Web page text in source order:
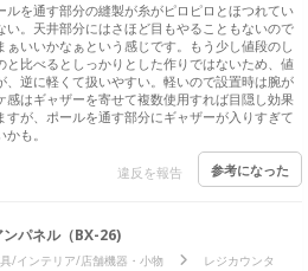
ルを通す部分の縫製が糸がピロピロとほつれてい
い。天井部分にはさほど目もやることもないので
ぁいいかなぁという感じです。もう少し値段のし
と比べるとしっかりとした作りではないため、値
、逆に軽くて扱いやすい。軽いので設置時は腕が
感はギャザーを寄せて複数使用すれば目隠し効果
すが、ポールを通す部分にギャザーが入りすぎて
も。
違反を報告 参考になった
パネル（BX-26)
/インテリア/店舗機器・小物
レジカウンタ